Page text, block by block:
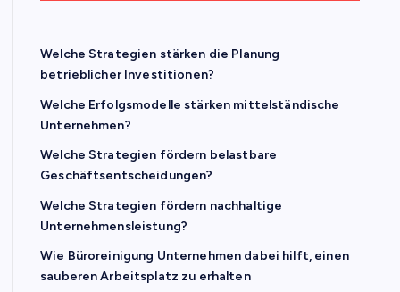
Welche Strategien stärken die Planung
betrieblicher Investitionen?
Welche Erfolgsmodelle stärken mittelständische
Unternehmen?
Welche Strategien fördern belastbare
Geschäftsentscheidungen?
Welche Strategien fördern nachhaltige
Unternehmensleistung?
Wie Büroreinigung Unternehmen dabei hilft, einen
sauberen Arbeitsplatz zu erhalten